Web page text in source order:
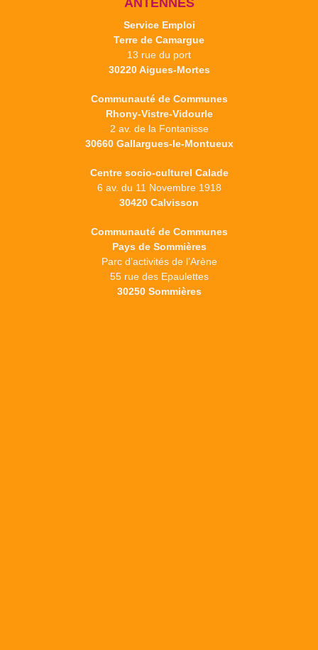
Service Emploi
Terre de Camargue
13 rue du port
30220 Aigues-Mortes
Communauté de Communes
Rhony-Vistre-Vidourle
2 av. de la Fontanisse
30660 Gallargues-le-Montueux
Centre socio-culturel Calade
6 av. du 11 Novembre 1918
30420 Calvisson
Communauté de Communes
Pays de Sommières
Parc d’activités de l’Arène
55 rue des Epaulettes
30250 Sommières